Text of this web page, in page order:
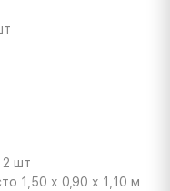
2 шт
1,50 х 0,90 х 1,10 м